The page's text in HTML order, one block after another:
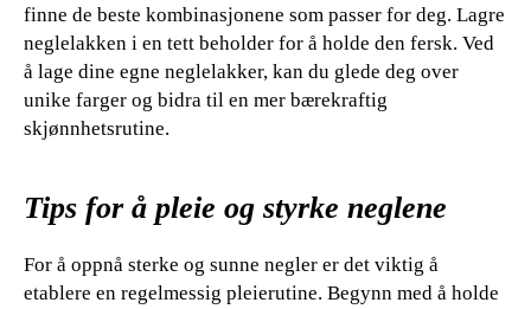
finne de beste kombinasjonene som passer for deg. Lagre
neglelakken i en tett beholder for å holde den fersk. Ved
å lage dine egne neglelakker, kan du glede deg over
unike farger og bidra til en mer bærekraftig
skjønnhetsrutine.
Tips for å pleie og styrke neglene
For å oppnå sterke og sunne negler er det viktig å
etablere en regelmessig pleierutine. Begynn med å holde